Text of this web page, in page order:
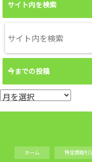
サイト内を検索
今までの投稿
今
ホーム 特定商取引